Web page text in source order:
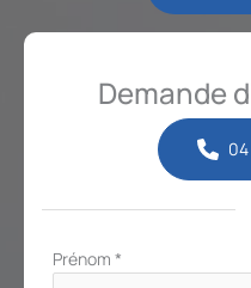
Demande
Formulaire
Prénom *